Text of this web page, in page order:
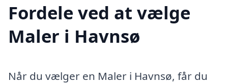
Fordele ved at vælge
Maler i Havnsø
Når du vælger en Maler i Havnsø, får du